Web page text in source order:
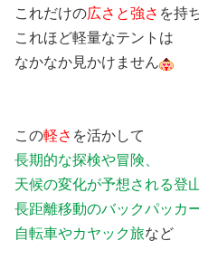
これだけの広さと強さ を持
これほど軽量なテントは
なかなか見かけません
この軽さ を活かして
長期的な探検や冒険、
天候の変化が予想される登山
長距離移動のバックパッカー
自転車やカヤック旅など